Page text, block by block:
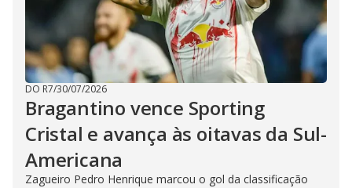
DO R7/30/07/2026
Bragantino vence Sporting
Cristal e avança às oitavas da Sul-
Americana
Zagueiro Pedro Henrique marcou o gol da classificação